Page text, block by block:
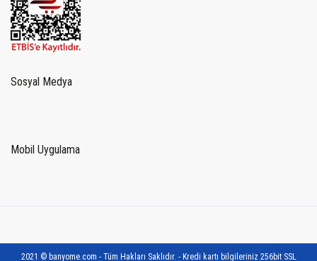
Sosyal Medya
Mobil Uygulama
2021 © banyome.com - Tüm Hakları Saklıdır. - Kredi kartı bilgileriniz 256bit SSL